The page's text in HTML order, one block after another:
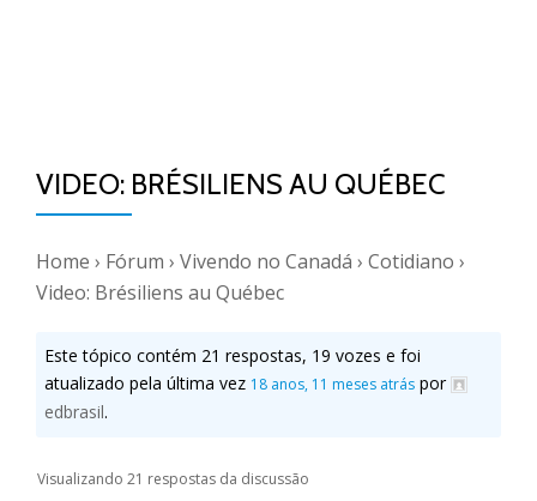
VIDEO: BRÉSILIENS AU QUÉBEC
Home › Fórum › Vivendo no Canadá › Cotidiano ›
Video: Brésiliens au Québec
Este tópico contém 21 respostas, 19 vozes e foi
atualizado pela última vez 18 anos, 11 meses atrás por
edbrasil.
Visualizando 21 respostas da discussão